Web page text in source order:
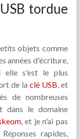
tordue
objets comme
années d'écriture,
elle s'est le plus
de la clé USB, et
de nombreuses
dans le domaine
, et je n'ai pas
rapides,